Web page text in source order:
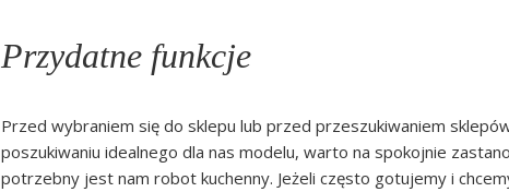
Przydatne funkcje
Przed wybraniem się do sklepu lub przed przeszukiwaniem
poszukiwaniu idealnego dla nas modelu, warto na spokojnie
potrzebny jest nam robot kuchenny. Jeżeli często gotujemy i